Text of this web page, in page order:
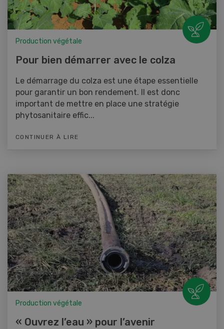
Production végétale
Pour bien démarrer avec le colza
Le démarrage du colza est une étape essentielle
pour garantir un bon rendement. Il est donc
important de mettre en place une stratégie
phytosanitaire effic...
CONTINUER À LIRE
Production végétale
« Ouvrez l’eau » pour l’avenir